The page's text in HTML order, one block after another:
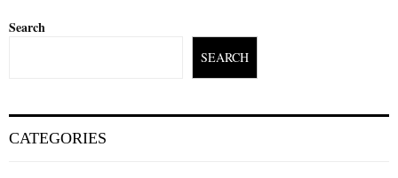
Search
SEARCH
CATEGORIES